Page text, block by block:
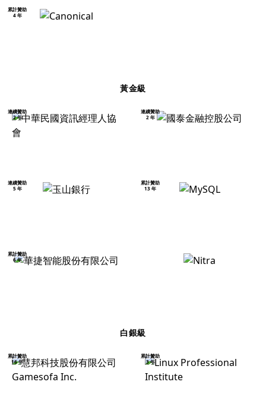
累計贊助
4 年
黃金級
連續贊助
2 年
連續贊助
2 年
連續贊助
5 年
累計贊助
13 年
累計贊助
6 年
白銀級
累計贊助
16 年
累計贊助
3 年